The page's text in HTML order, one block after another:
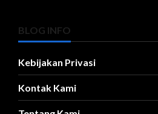
BLOG INFO
Kebijakan Privasi
Kontak Kami